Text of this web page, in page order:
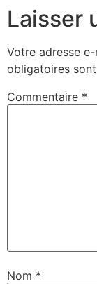
Laisser
Votre adresse
obligatoires
Commentaire *
Nom *